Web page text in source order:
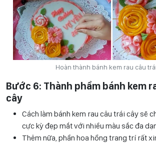
Hoàn thành bánh kem rau câu
Bước 6: Thành phẩm bánh kem
cây
Cách làm bánh kem rau câu trái cây sẽ
cực kỳ đẹp mắt với nhiều màu sắc đa
Thêm nữa, phần hoa hồng trang trí rất